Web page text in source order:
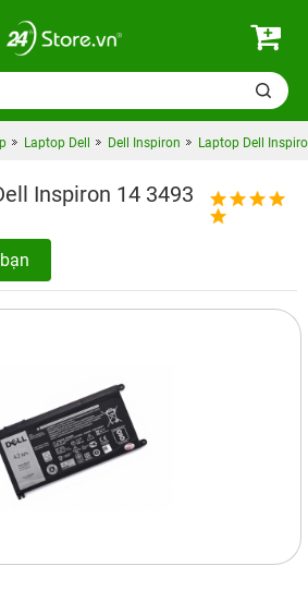
Laptop Dell Dell Inspiron Laptop Dell
Inspiron 14 3493